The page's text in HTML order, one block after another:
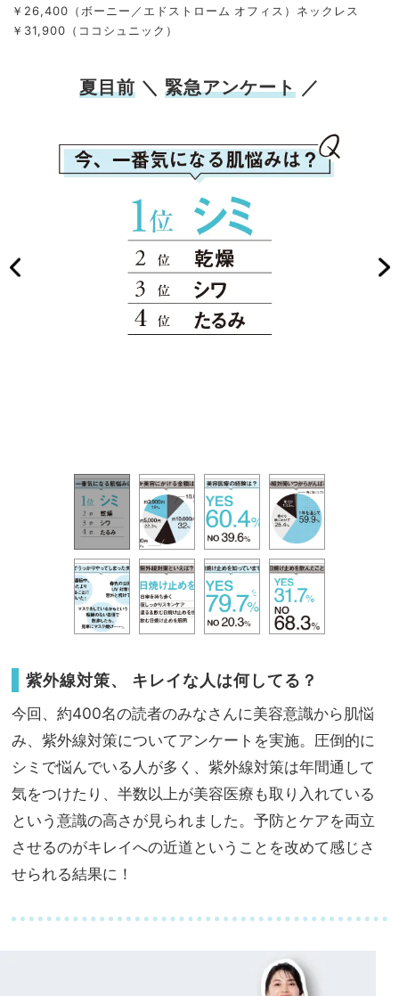
￥26,400（ボーニー／エドストローム オフィス）ネックレス
￥31,900（ココシュニック）
夏目前 ＼ 緊急アンケート ／
紫外線対策、 キレイな人は何してる？
今回、約400名の読者のみなさんに美容意識から肌悩
み、紫外線対策についてアンケートを実施。圧倒的に
シミで悩んでいる人が多く、紫外線対策は年間通して
気をつけたり、半数以上が美容医療も取り入れている
という意識の高さが見られました。予防とケアを両立
させるのがキレイへの近道ということを改めて感じさ
せられる結果に！